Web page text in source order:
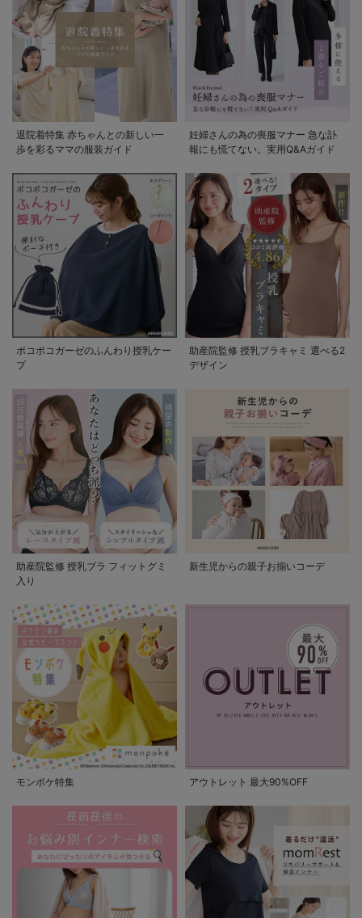
退院着特集 赤ちゃんとの新しい一
歩を彩るママの服装ガイド
妊婦さんの為の喪服マナー 急な訃
報にも慌てない。実用Q&Aガイド
ポコポコガーゼのふんわり授乳ケー
プ
助産院監修 授乳ブラキャミ 選べる2
デザイン
助産院監修 授乳ブラ フィットグミ
入り
新生児からの親子お揃いコーデ
モンポケ特集 アウトレット 最大90%OFF